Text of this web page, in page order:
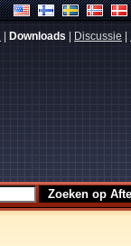
Downloads Discussie